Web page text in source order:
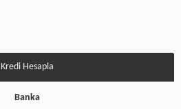
Kredi Hesapla
Banka